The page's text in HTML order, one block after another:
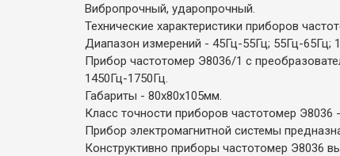
Вибропрочный, ударопрочный.
Технические характеристики приборов
Диапазон измерений - 45Гц-55Гц; 55Гц-65Гц;
Прибор частотомер Э8036/1 c
1450Гц-1750Гц.
Габариты - 80х80х105мм.
Класс точности приборов частотомер Э8036
Прибор электромагнитной системы
Конструктивно приборы частотомер Э8036